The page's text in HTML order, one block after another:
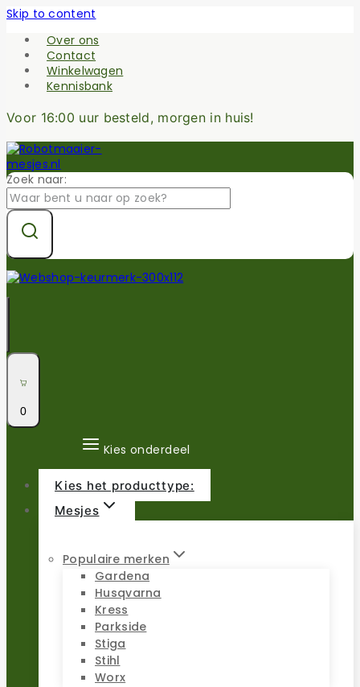
Skip to content
Over ons
Contact
Winkelwagen
Kennisbank
Voor 16:00 uur besteld, morgen in huis!
Zoek naar:
0
Kies onderdeel
Kies het producttype:
Mesjes
Populaire merken
Gardena
Husqvarna
Kress
Parkside
Stiga
Stihl
Worx